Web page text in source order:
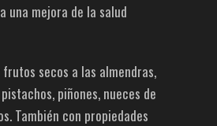
una mejora de la salud
secos a las almendras,
piñones, nueces de
También con propiedades